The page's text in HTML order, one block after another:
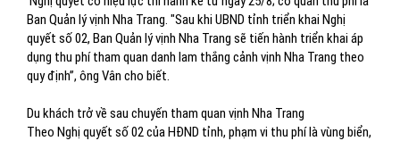
Ban Quản lý vịnh Nha Trang. "Sau khi UBND tỉnh triển khai Nghị
quyết số 02, Ban Quản lý vịnh Nha Trang sẽ tiến hành triển khai áp
dụng thu phí tham quan danh lam thắng cảnh vịnh Nha Trang theo
quy định”, ông Vân cho biết.
Du khách trở về sau chuyến tham quan vịnh Nha Trang
Theo Nghị quyết số 02 của HĐND tỉnh, phạm vi thu phí là vùng biển,